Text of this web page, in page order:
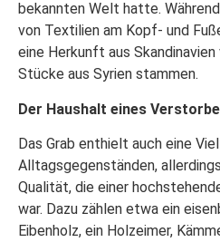
bekannten Welt hatte.
von Textilien am Kopf- und
eine Herkunft aus
Stücke aus Syrien stammen.
Der Haushalt eines
Das Grab enthielt auch eine
Alltagsgegenständen,
Qualität, die einer
war. Dazu zählen etwa ein
Eibenholz, ein Holzeimer,